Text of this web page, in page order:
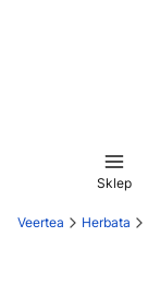
Sklep
Veertea Herbata